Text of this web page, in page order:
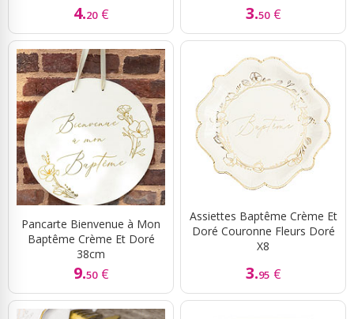
4.20 € 3.50 €
Pancarte Bienvenue à Mon
Baptême Crème Et Doré
38cm
9.50 €
Assiettes Baptême Crème Et
Doré Couronne Fleurs Doré
X8
3.95 €